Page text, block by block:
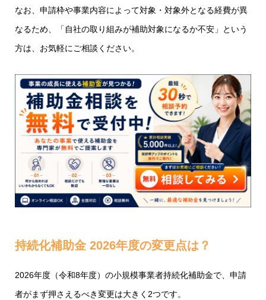
なお、申請枠や事業内容によって対象・対象外となる経費が異
なるため、「自社の取り組みが補助対象になるか不安」という
方は、お気軽にご相談ください。
持続化補助金 2026年度の変更点は？
2026年度（令和8年度）の小規模事業者持続化補助金で、申請
者がまず押さえるべき変更は大きく2つです。